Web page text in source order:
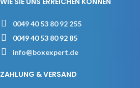
0049 40 53 80 92 255
0049 40 53 80 92 85
info@boxexpert.de
ZAHLUNG & VERSAND